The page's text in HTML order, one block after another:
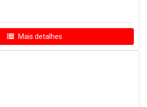
Mais detalhes